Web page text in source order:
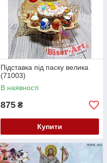
Підставка під паску велика
(71003)
В наявності
875 ₴
Купити